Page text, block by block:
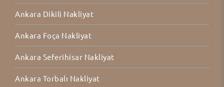
Ankara Dikili Nakliyat
Ankara Foça Nakliyat
Ankara Seferihisar Nakliyat
Ankara Torbalı Nakliyat